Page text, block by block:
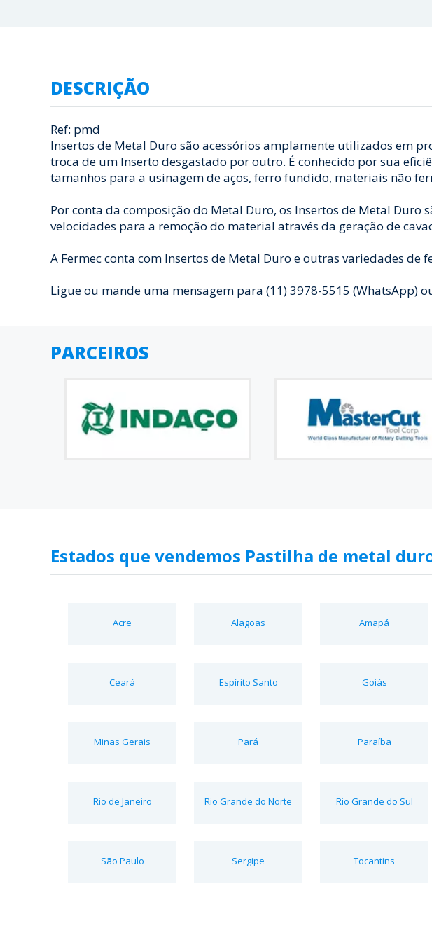
DESCRIÇÃO
Ref: pmd
Insertos de Metal Duro são acessórios amplamente utilizados em
troca de um Inserto desgastado por outro. É conhecido por sua
tamanhos para a usinagem de aços, ferro fundido, materiais não
Por conta da composição do Metal Duro, os Insertos de Metal
velocidades para a remoção do material através da geração de
A Fermec conta com Insertos de Metal Duro e outras variedades
Ligue ou mande uma mensagem para (11) 3978-5515 (WhatsApp)
PARCEIROS
Estados que vendemos Pastilha de metal
Acre Alagoas Amapá
Ceará Espírito Santo Goiás
Minas Gerais Pará Paraíba
Rio de Janeiro Rio Grande do Norte Rio Grande do Sul
São Paulo Sergipe Tocantins